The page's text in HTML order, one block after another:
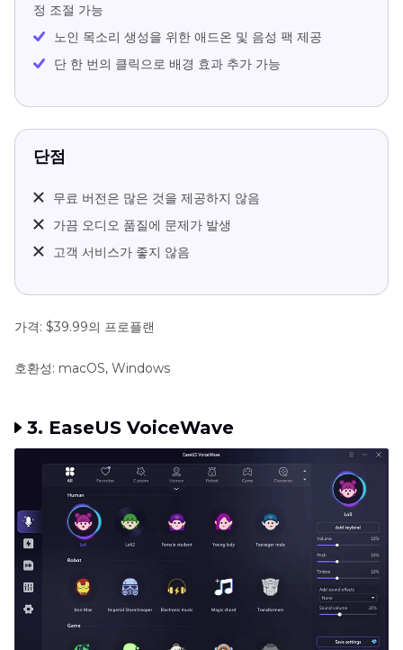
정 조절 가능
노인 목소리 생성을 위한 애드온 및 음성 팩 제공
단 한 번의 클릭으로 배경 효과 추가 가능
단점
무료 버전은 많은 것을 제공하지 않음
가끔 오디오 품질에 문제가 발생
고객 서비스가 좋지 않음
가격: $39.99의 프로플랜
호환성: macOS, Windows
3. EaseUS VoiceWave